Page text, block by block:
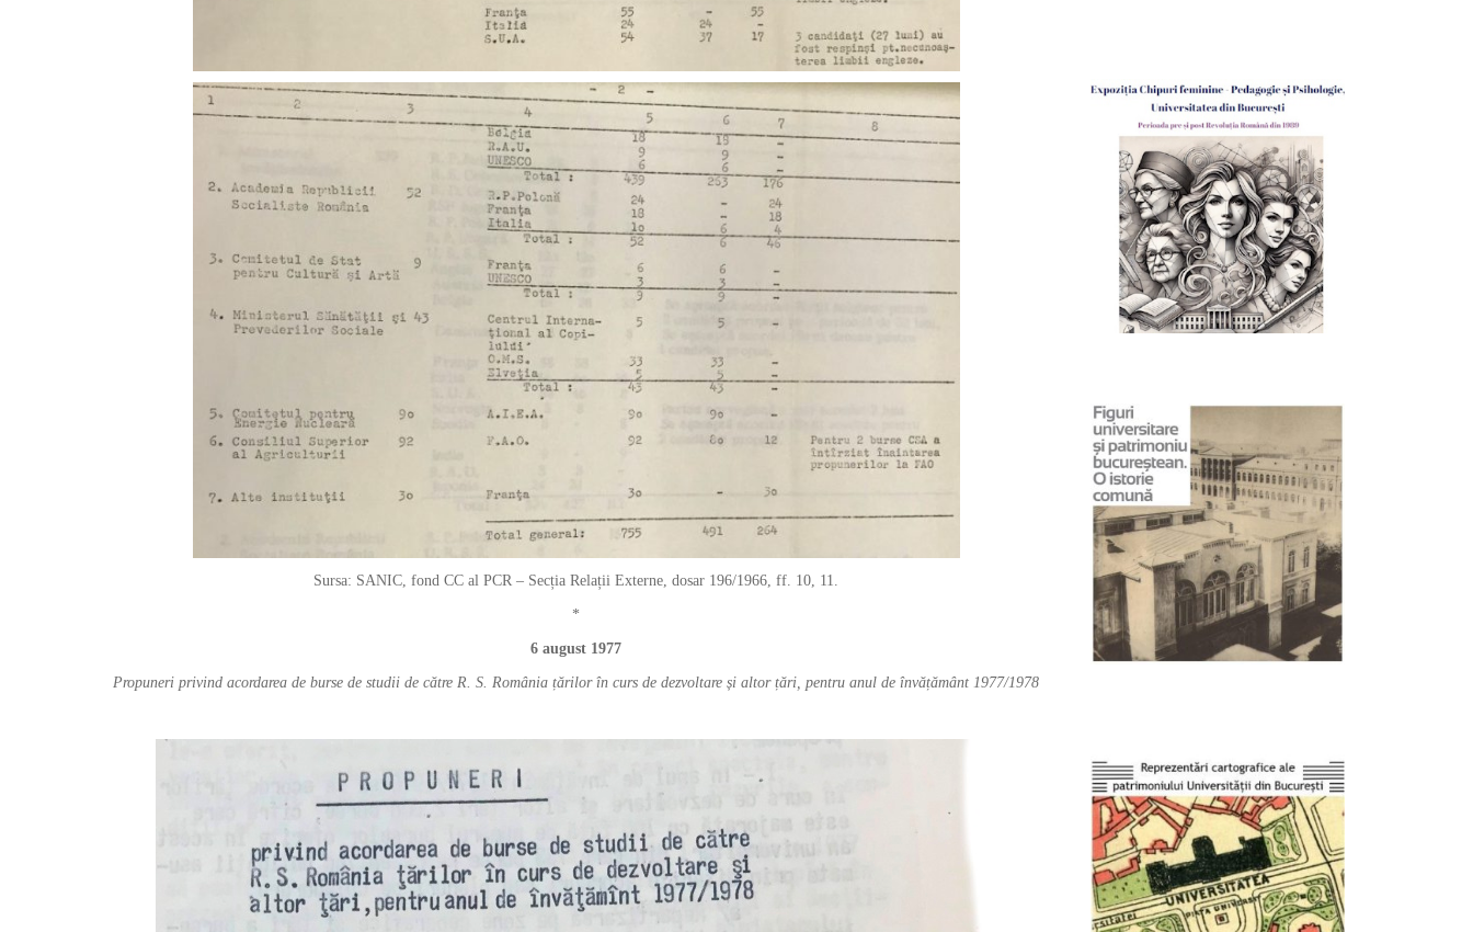
Sursa: SANIC, fond CC al PCR – Secția Relații Externe, dosar 196/1966, ff. 10, 11.
*
6 august 1977
Propuneri privind acordarea de burse de studii de către R. S. România țărilor în curs de dezvoltare și altor țări, pentru anul de învățământ 1977/1978